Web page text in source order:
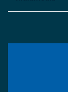
Energie